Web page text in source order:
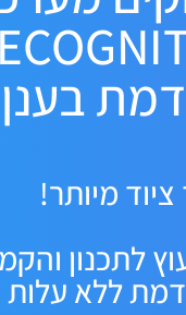
מיותר!
לתכנון
עלות ☎ 077-